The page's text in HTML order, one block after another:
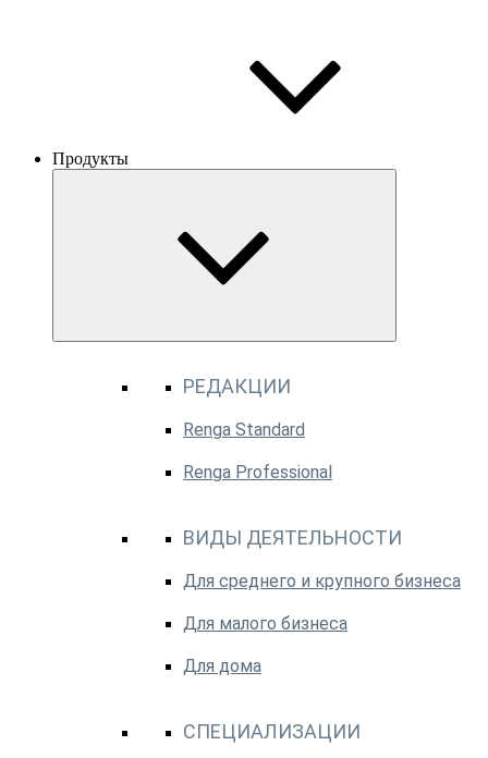
Продукты
РЕДАКЦИИ
Renga Standard
Renga Professional
ВИДЫ ДЕЯТЕЛЬНОСТИ
Для среднего и крупного бизнеса
Для малого бизнеса
Для дома
СПЕЦИАЛИЗАЦИИ